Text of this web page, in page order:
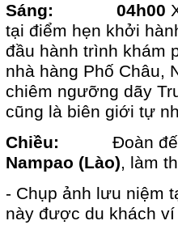
Sáng: 04h00
tại điểm hẹn khởi
đầu hành trình khám
nhà hàng Phố Châu,
chiêm ngưỡng dãy
cũng là biên giới tự
Chiều: Đoàn đến
Nampao (Lào), làm
- Chụp ảnh lưu niệm
này được du khách